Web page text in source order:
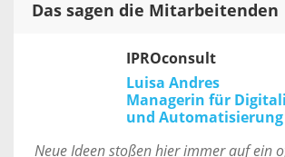
Das sagen die Mitarbeitenden
IPROconsult
Luisa Andres
Managerin für
und Automatisierung
Neue Ideen stoßen hier immer auf ein